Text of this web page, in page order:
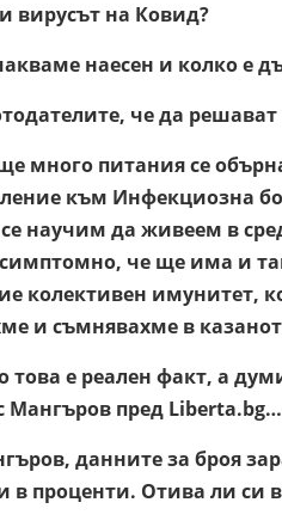
вирусът на Ковид?
наесен и колко е
че да
много питания се
към Инфекциозна
научим да живеем в
че ще има и
колективен имунитет,
и съмнявахме в
това е реален факт, а
Мангъров пред Liberta.bg…
данните за броя
проценти. Отива ли си